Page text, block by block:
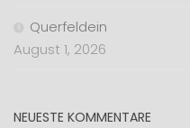
Querfeldein
August 1, 2026
NEUESTE KOMMENTARE